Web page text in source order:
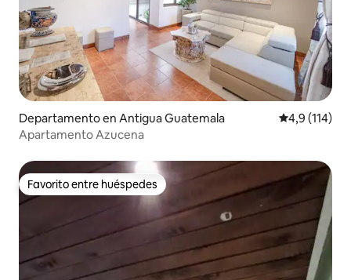
Departamento en Antigua Guatemala Calificación
4,9 (114)
Apartamento Azucena
Favorito entre huéspedes
Favorito entre huéspedes